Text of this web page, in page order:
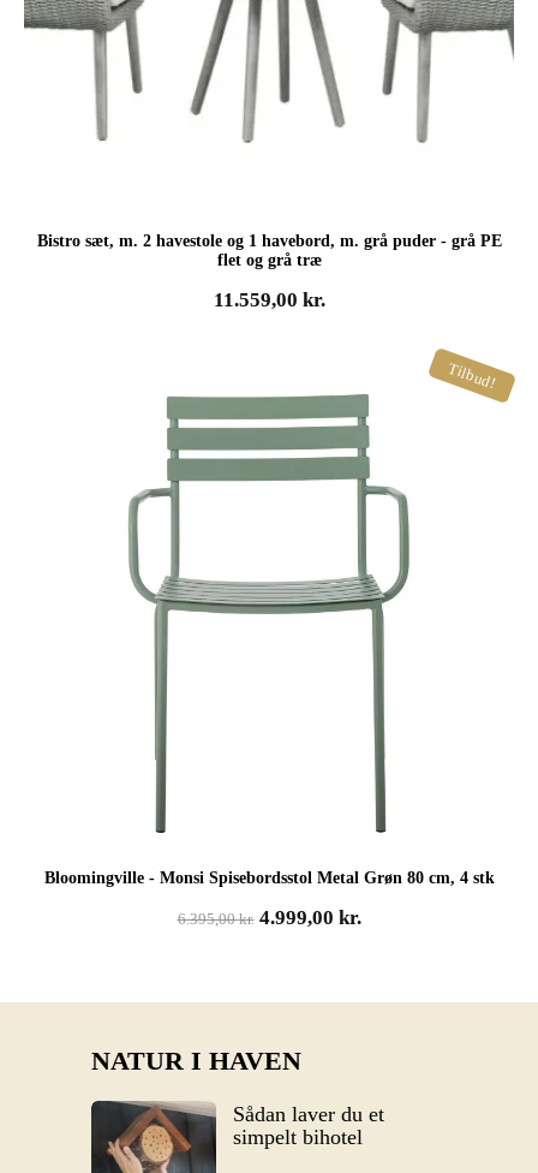
Bistro sæt, m. 2 havestole og 1 havebord, m. grå puder - grå PE
flet og grå træ
11.559,00 kr.
Tilbud!
Bloomingville - Monsi Spisebordsstol Metal Grøn 80 cm, 4 stk
6.395,00kr. Den
4.999,00 kr.Den
NATUR I HAVEN
Sådan laver du et
simpelt bihotel